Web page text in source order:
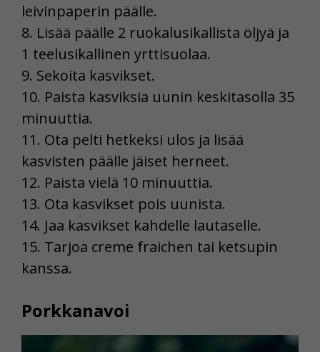
leivinpaperin päälle.
8. Lisää päälle 2 ruokalusikallista öljyä ja
1 teelusikallinen yrttisuolaa.
9. Sekoita kasvikset.
10. Paista kasviksia uunin keskitasolla 35
minuuttia.
11. Ota pelti hetkeksi ulos ja lisää
kasvisten päälle jäiset herneet.
12. Paista vielä 10 minuuttia.
13. Ota kasvikset pois uunista.
14. Jaa kasvikset kahdelle lautaselle.
15. Tarjoa creme fraichen tai ketsupin
kanssa.
Porkkanavoi